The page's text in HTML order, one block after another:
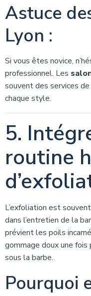
Astuce
Lyon :
Si vous êtes novice,
professionnel. Les
souvent des services
chaque style.
5.
routine
L’exfoliation est
dans l’entretien de la
prévient les poils
gommage doux une fois
sous la barbe.
Pourquoi